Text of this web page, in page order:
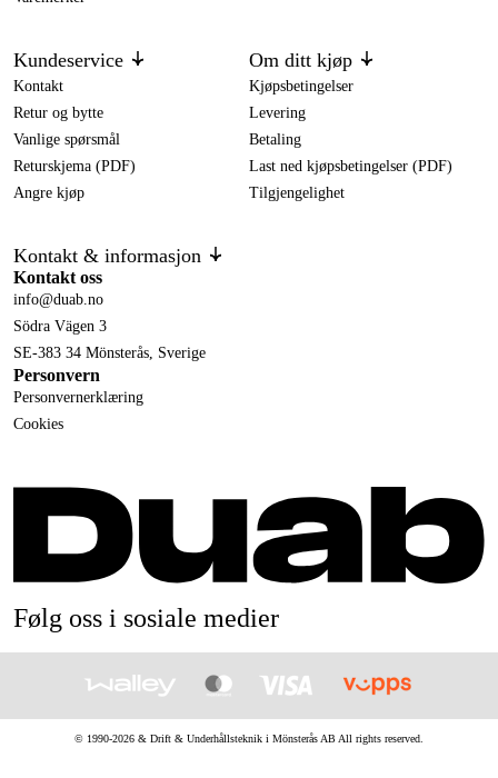
Kundeservice
Kontakt
Retur og bytte
Vanlige spørsmål
Returskjema (PDF)
Angre kjøp
Om ditt kjøp
Kjøpsbetingelser
Levering
Betaling
Last ned kjøpsbetingelser (PDF)
Tilgjengelighet
Kontakt & informasjon
Kontakt oss
info@duab.no
Södra Vägen 3
SE-383 34 Mönsterås, Sverige
Personvern
Personvernerklæring
Cookies
Følg oss i sosiale medier
© 1990-2026 & Drift & Underhållsteknik i Mönsterås ABAll rights reserved.